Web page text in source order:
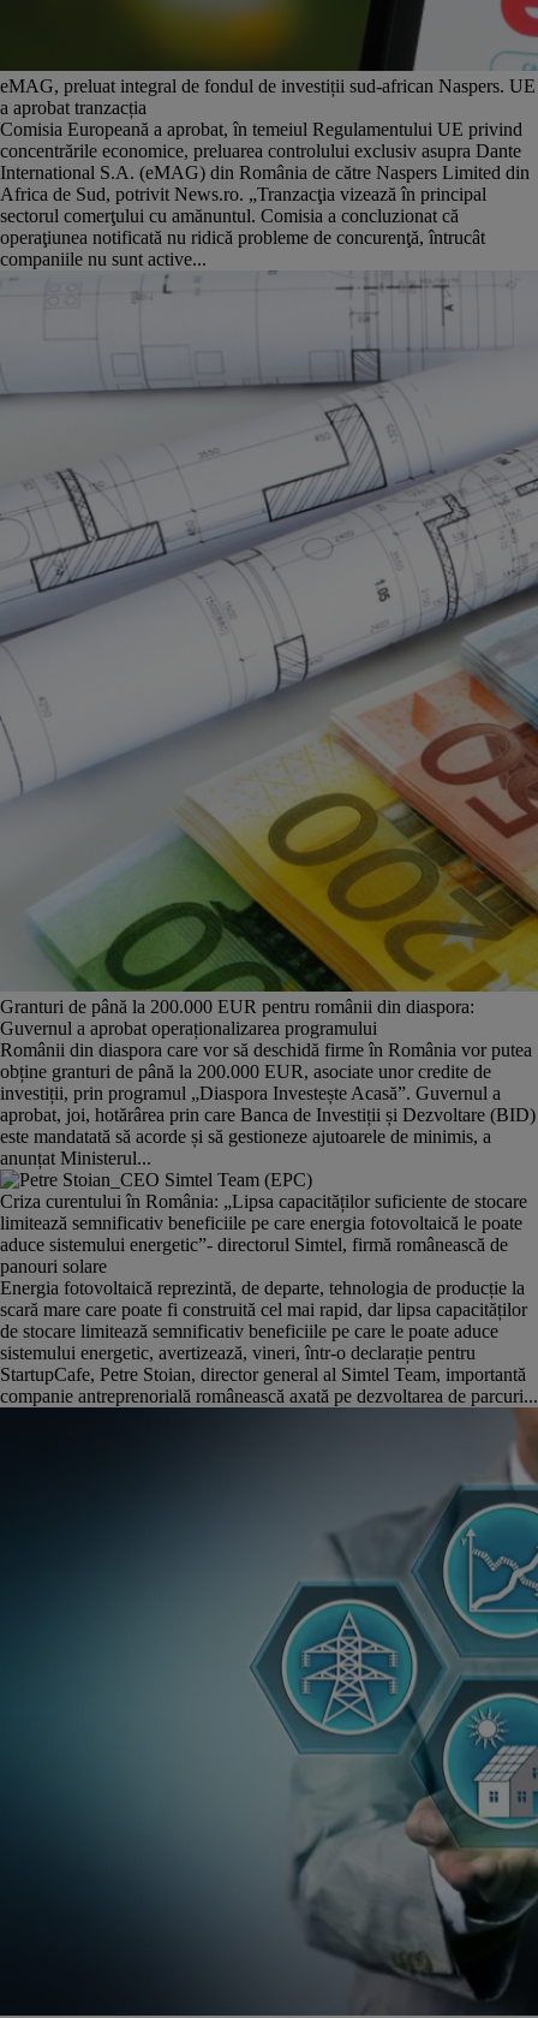
eMAG, preluat integral de fondul de investiții sud-african Naspers. UE
a aprobat tranzacția
Comisia Europeană a aprobat, în temeiul Regulamentului UE privind
concentrările economice, preluarea controlului exclusiv asupra Dante
International S.A. (eMAG) din România de către Naspers Limited din
Africa de Sud, potrivit News.ro. „Tranzacţia vizează în principal
sectorul comerţului cu amănuntul. Comisia a concluzionat că
operaţiunea notificată nu ridică probleme de concurenţă, întrucât
companiile nu sunt active...
Granturi de până la 200.000 EUR pentru românii din diaspora:
Guvernul a aprobat operaționalizarea programului
Românii din diaspora care vor să deschidă firme în România vor putea
obține granturi de până la 200.000 EUR, asociate unor credite de
investiții, prin programul „Diaspora Investește Acasă”. Guvernul a
aprobat, joi, hotărârea prin care Banca de Investiții și Dezvoltare (BID)
este mandatată să acorde și să gestioneze ajutoarele de minimis, a
anunțat Ministerul...
Criza curentului în România: „Lipsa capacităților suficiente de stocare
limitează semnificativ beneficiile pe care energia fotovoltaică le poate
aduce sistemului energetic”- directorul Simtel, firmă românească de
panouri solare
Energia fotovoltaică reprezintă, de departe, tehnologia de producție la
scară mare care poate fi construită cel mai rapid, dar lipsa capacităților
de stocare limitează semnificativ beneficiile pe care le poate aduce
sistemului energetic, avertizează, vineri, într-o declarație pentru
StartupCafe, Petre Stoian, director general al Simtel Team, importantă
companie antreprenorială românească axată pe dezvoltarea de parcuri...